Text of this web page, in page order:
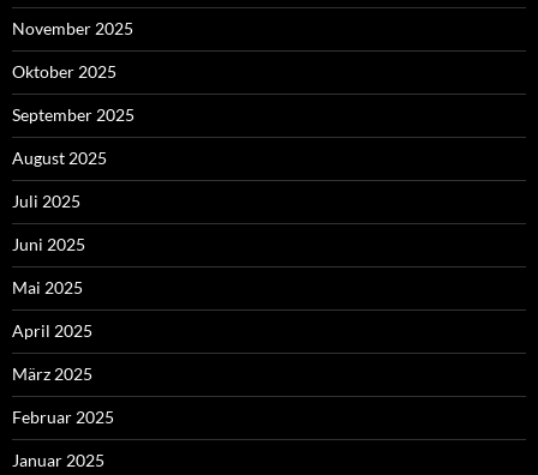
November 2025
Oktober 2025
September 2025
August 2025
Juli 2025
Juni 2025
Mai 2025
April 2025
März 2025
Februar 2025
Januar 2025